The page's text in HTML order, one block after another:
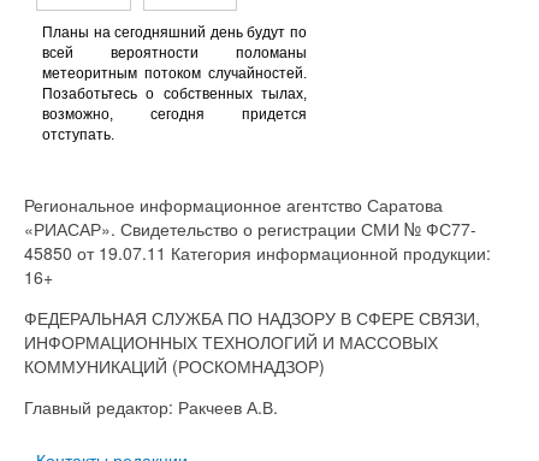
Планы на сегодняшний день будут по
всей вероятности поломаны
метеоритным потоком случайностей.
Позаботьтесь о собственных тылах,
возможно, сегодня придется
отступать.
Региональное информационное агентство Саратова
«РИАСАР». Свидетельство о регистрации СМИ № ФС77-
45850 от 19.07.11 Категория информационной продукции:
16+
ФЕДЕРАЛЬНАЯ СЛУЖБА ПО НАДЗОРУ В СФЕРЕ СВЯЗИ,
ИНФОРМАЦИОННЫХ ТЕХНОЛОГИЙ И МАССОВЫХ
КОММУНИКАЦИЙ (РОСКОМНАДЗОР)
Главный редактор: Ракчеев А.В.